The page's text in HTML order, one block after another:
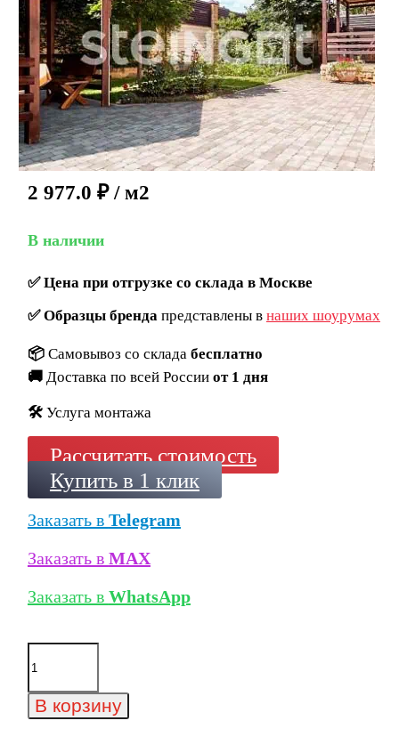
2 977.0 ₽ / м2
В наличии
✅Цена при отгрузке со склада в Москве
✅Образцы брендапредставлены в наших шоурумах
📦 Самовывоз со склада бесплатно
🚚 Доставка по всей России от 1 дня
🛠️ Услуга монтажа
Рассчитать стоимость
Купить в 1 клик
Заказать в Telegram
Заказать в MAX
Заказать в WhatsApp
Количество
товара
плитка
Steingot
В корзину